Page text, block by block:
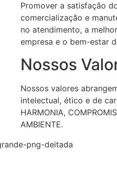
Promover a satisfação
comercialização e
no atendimento, a
empresa e o bem-estar
Nossos
Nossos valores
intelectual, ético e de
HARMONIA,
AMBIENTE.